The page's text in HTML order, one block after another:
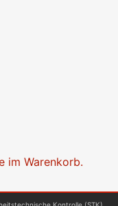
im Warenkorb.
Kontrolle (STK)